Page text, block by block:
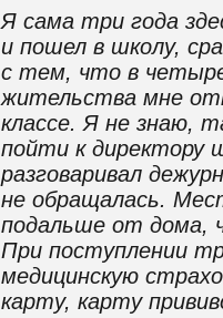
Я сама три года
и пошел в школу,
с тем, что в
жительства мне
классе. Я не знаю,
пойти к директору
разговаривал
не обращалась.
подальше от дома,
При поступлении
медицинскую
карту, карту